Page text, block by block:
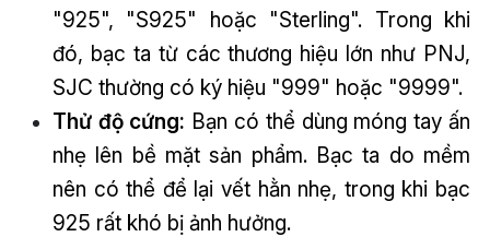
"925", "S925" hoặc "Sterling". Trong khi
đó, bạc ta từ các thương hiệu lớn như PNJ,
SJC thường có ký hiệu "999" hoặc "9999".
Thử độ cứng: Bạn có thể dùng móng tay ấn
nhẹ lên bề mặt sản phẩm. Bạc ta do mềm
nên có thể để lại vết hằn nhẹ, trong khi bạc
925 rất khó bị ảnh hưởng.